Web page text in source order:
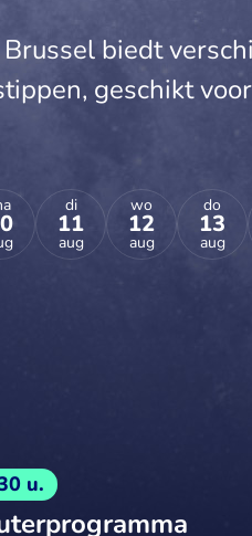
biedt
geschikt
di
11
aug
wo
12
aug
do
13
aug
u.